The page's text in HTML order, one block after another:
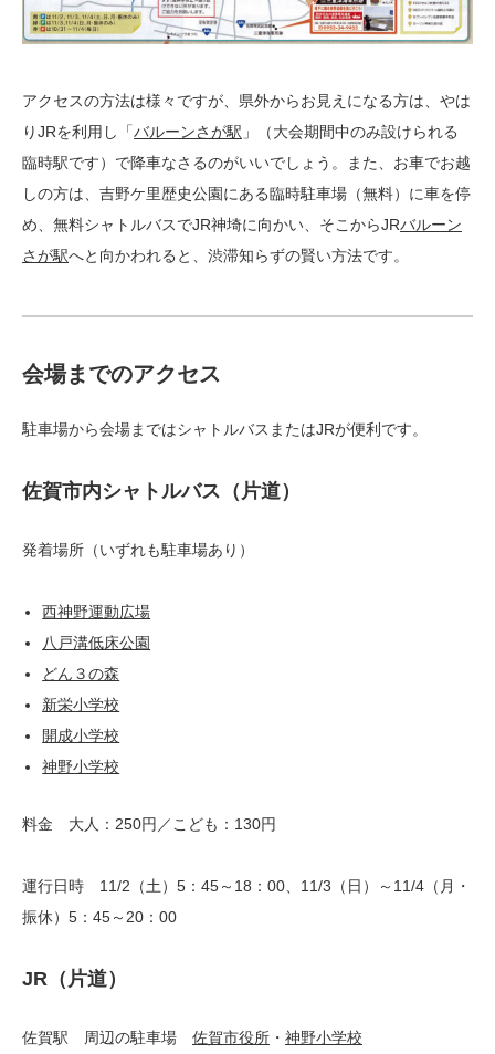
アクセスの方法は様々ですが、県外からお見えになる方は、やは
りJRを利用し「バルーンさが駅 」（大会期間中のみ設けられる
臨時駅です）で降車なさるのがいいでしょう。また、お車でお越
しの方は、吉野ケ里歴史公園にある臨時駐車場（無料）に車を停
め、無料シャトルバスでJR神埼に向かい、そこからJRバルーン
さが駅へと向かわれると、渋滞知らずの賢い方法です。
会場までのアクセス
駐車場から会場まではシャトルバスまたはJRが便利です。
佐賀市内シャトルバス（片道）
発着場所（いずれも駐車場あり）
西神野運動広場
八戸溝低床公園
どん３の森
新栄小学校
開成小学校
神野小学校
料金 大人：250円／こども：130円
運行日時 11/2（土）5：45～18：00、11/3（日）～11/4（月・
振休）5：45～20：00
JR（片道）
佐賀駅 周辺の駐車場 佐賀市役所 ・ 神野小学校